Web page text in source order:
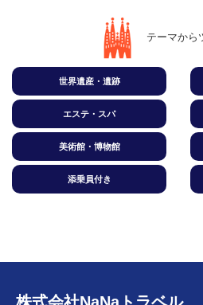
テーマから
世界遺産・遺跡
エステ・スパ
美術館・博物館
添乗員付き